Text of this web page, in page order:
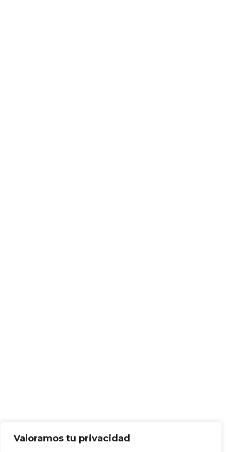
Valoramos tu privacidad